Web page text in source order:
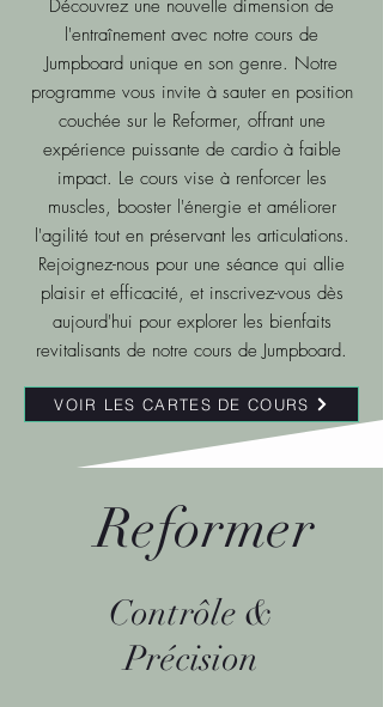
Découvrez une nouvelle dimension de
l'entraînement avec notre cours de
Jumpboard unique en son genre. Notre
programme vous invite à sauter en position
couchée sur le Reformer, offrant une
expérience puissante de cardio à faible
impact. Le cours vise à renforcer les
muscles, boosterl'énergie et améliorer
l'agilité tout en préservant les articulations.
Rejoignez-nous pour une séance qui allie
plaisir et efficacité, et inscrivez-vous dès
aujourd'hui pour explorer les bienfaits
revitalisants de notre cours de Jumpboard.
VOIR LES CARTES DE COURS
Reformer
Contrôle &
Précision